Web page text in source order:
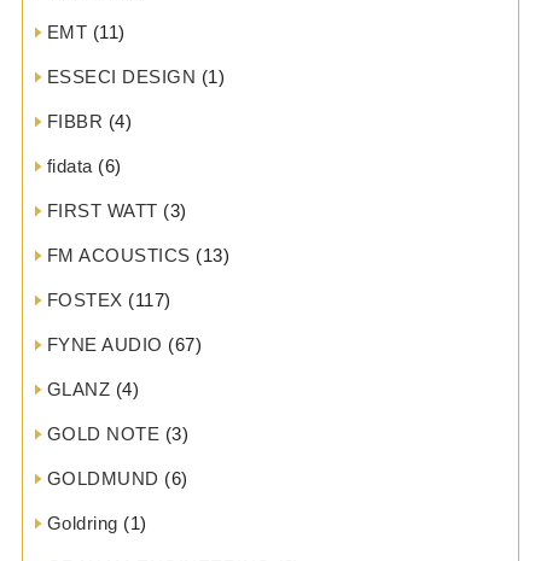
EMT (11)
ESSECI DESIGN (1)
FIBBR (4)
fidata (6)
FIRST WATT (3)
FM ACOUSTICS (13)
FOSTEX (117)
FYNE AUDIO (67)
GLANZ (4)
GOLD NOTE (3)
GOLDMUND (6)
Goldring (1)